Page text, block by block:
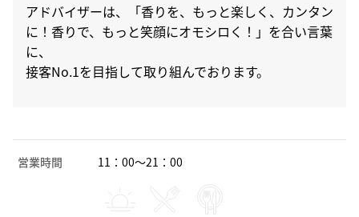
アドバイザーは、「香りを、もっと楽しく、カンタン
に！香りで、もっと笑顔にオモシロく！」を合い言葉
に、
接客No.1を目指して取り組んでおります。
営業時間 11：00～21：00